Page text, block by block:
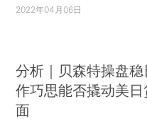
2022年04月06日
分析｜贝森特操盘
作巧思能否撬动美
面